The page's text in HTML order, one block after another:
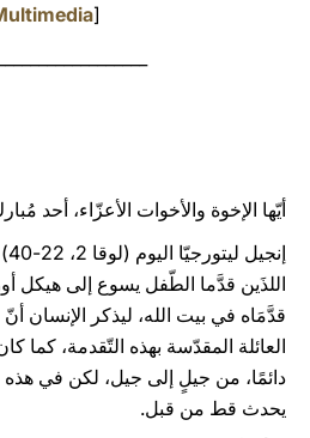
[
أيّها الإخوة والأخوات الأعزّاء، أحد
اللذَين قدَّما الطّفل يسوع إلى هيكل
قدَّمَاه في بيت الله، ليذكر الإنسان
العائلة المقدّسة بهذه التّقدمة، كما
دائمًا، من جيلٍ إلى جيل، لكن في
يحدث قط من قبل.